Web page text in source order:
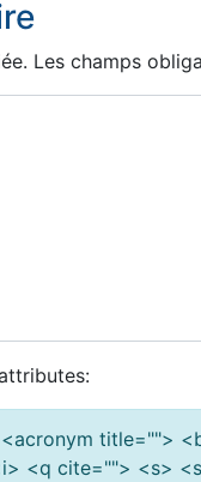
Les champs
title="">
<q cite=""> <s>